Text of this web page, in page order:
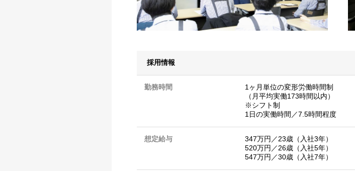
採用情報
勤務時間
1ヶ月単位の変形労働時間制
（月平均実働173時間以内）
※シフト制
1日の実働時間／7.5時間程度
想定給与
347万円／23歳（入社3年）
520万円／26歳（入社5年）
547万円／30歳（入社7年）